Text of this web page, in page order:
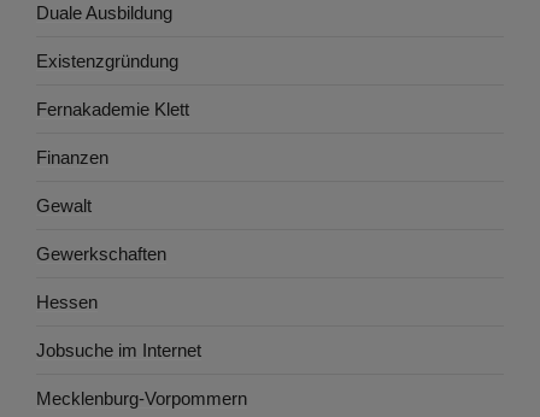
Duale Ausbildung
Existenzgründung
Fernakademie Klett
Finanzen
Gewalt
Gewerkschaften
Hessen
Jobsuche im Internet
Mecklenburg-Vorpommern